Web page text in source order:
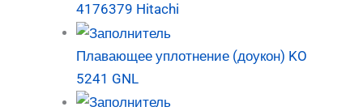
4176379 Hitachi
Плавающее уплотнение (доукон) KO
5241 GNL